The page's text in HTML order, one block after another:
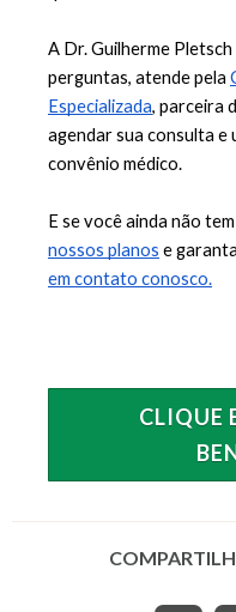
A Dr. Guilherme
perguntas, atende pela
Especializada, parceira
agendar sua consulta e
convênio médico.
E se você ainda não
nossos planos e
em contato conosco.
CLIQUE